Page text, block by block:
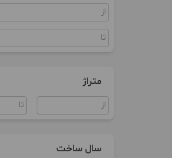
کلنگی
ویلا
سند اداری
مغازه
متراژ
سال ساخت